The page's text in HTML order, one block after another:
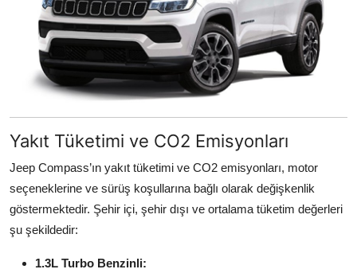
Yakıt Tüketimi ve CO2 Emisyonları
Jeep Compass’ın yakıt tüketimi ve CO2 emisyonları, motor
seçeneklerine ve sürüş koşullarına bağlı olarak değişkenlik
göstermektedir. Şehir içi, şehir dışı ve ortalama tüketim değerleri
şu şekildedir:
1.3L Turbo Benzinli: